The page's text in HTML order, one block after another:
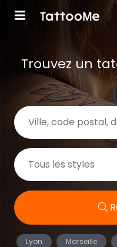
Trouvez un
Lyon Marseille